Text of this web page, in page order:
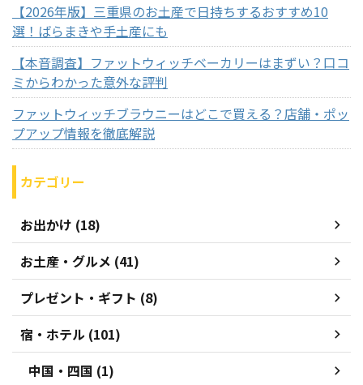
【2026年版】三重県のお土産で日持ちするおすすめ10
選！ばらまきや手土産にも
【本音調査】ファットウィッチベーカリーはまずい？口コ
ミからわかった意外な評判
ファットウィッチブラウニーはどこで買える？店舗・ポッ
プアップ情報を徹底解説
カテゴリー
お出かけ (18)
お土産・グルメ (41)
プレゼント・ギフト (8)
宿・ホテル (101)
中国・四国 (1)